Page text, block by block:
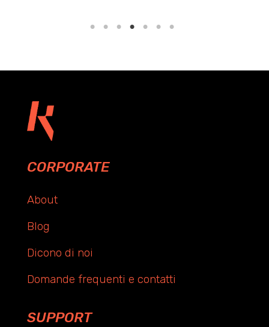
CORPORATE
About
Blog
Dicono di noi
Domande frequenti e contatti
SUPPORT